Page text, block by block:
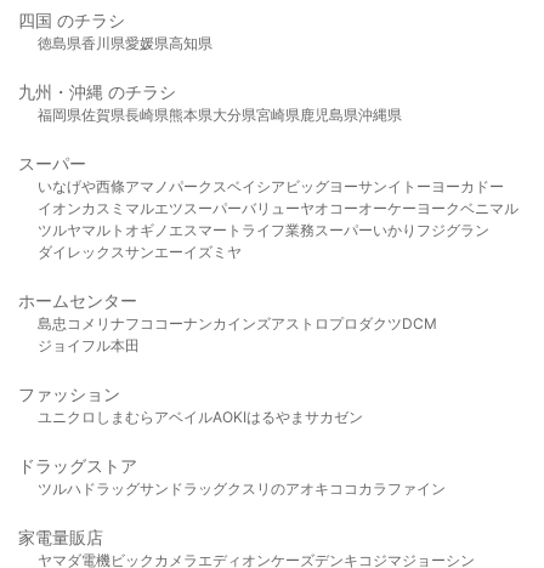
四国 のチラシ
徳島県香川県愛媛県高知県
九州・沖縄 のチラシ
福岡県佐賀県長崎県熊本県大分県宮崎県鹿児島県沖縄県
スーパー
いなげや西條アマノパークスベイシア ビッグヨーサンイトーヨーカドー
イオンカスミ マルエツスーパーバリューヤオコーオーケー ヨークベニマル
ツルヤマルト オギノ エスマート ライフ業務スーパーいかり フジグラン
ダイレックスサンエーイズミヤ
ホームセンター
島忠 コメリ ナフコ コーナンカインズアストロプロダクツDCM
ジョイフル本田
ファッション
ユニクロ しまむら アベイルAOKIはるやま サカゼン
ドラッグストア
ツルハドラッグサンドラッグクスリのアオキ ココカラファイン
家電量販店
ヤマダ電機ビックカメラ エディオンケーズデンキ コジマジョーシン